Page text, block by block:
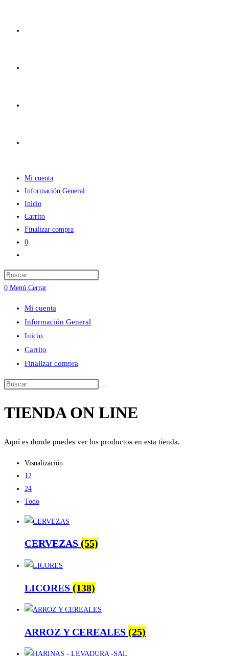
Mi cuenta
Información General
Inicio
Carrito
Finalizar compra
0
de
la
web
0 Menú Cerrar
Mi cuenta
Información General
Inicio
Carrito
Finalizar compra
Buscar
esta
TIENDA ON LINE
Aquí es donde puedes ver los productos en esta tienda.
Visualización:
12
24
Todo
CERVEZAS (55)
LICORES (138)
ARROZ Y CEREALES (25)